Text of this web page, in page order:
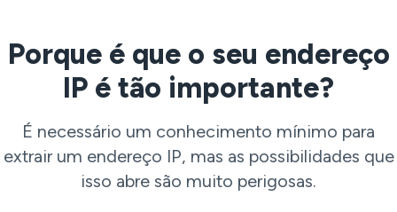
Porque é que o seu endereço
IP é tão importante?
É necessário um conhecimento mínimo para
extrair um endereço IP, mas as possibilidades que
isso abre são muito perigosas.